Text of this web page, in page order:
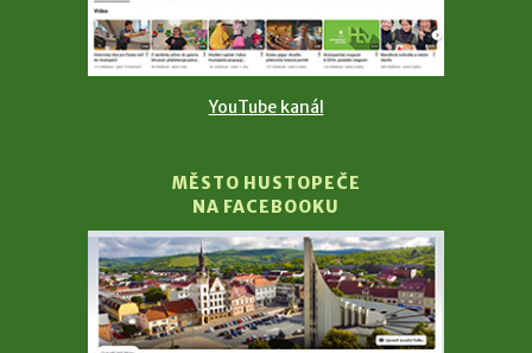
YouTube kanál
MĚSTO HUSTOPEČE
NA FACEBOOKU